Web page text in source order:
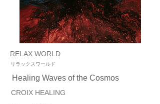
RELAX WORLD
リラックスワールド
Healing Waves of the Cosmos
CROIX HEALING